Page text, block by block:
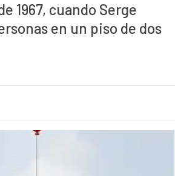
1967, cuando Serge
en un piso de dos